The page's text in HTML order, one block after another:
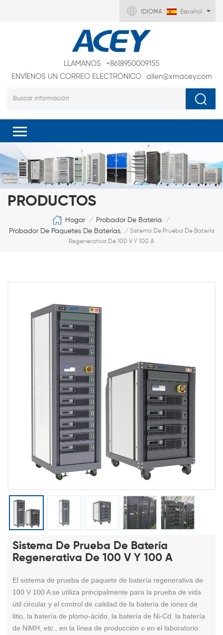
IDIOMA : Español
LLAMANOS
+8618950009155
ENVÍENOS UN CORREO ELECTRÓNICO
allen@xmacey.com
PRODUCTOS
Hogar / Probador De Batería /
Probador De Paquetes De Baterías / Sistema De Prueba De Batería
Regenerativa De 100 V Y 100 A
Sistema De Prueba De Batería
Regenerativa De 100 V Y 100 A
El sistema de prueba de paquete de batería regenerativa de
100 V 100 A se utiliza principalmente para la prueba de vida
útil circular y el control de calidad de la batería de iones de
litio, la batería de plomo-ácido, la batería de Ni-Cd, la batería
de NiMH, etc., en la línea de producción o en el laboratorio.